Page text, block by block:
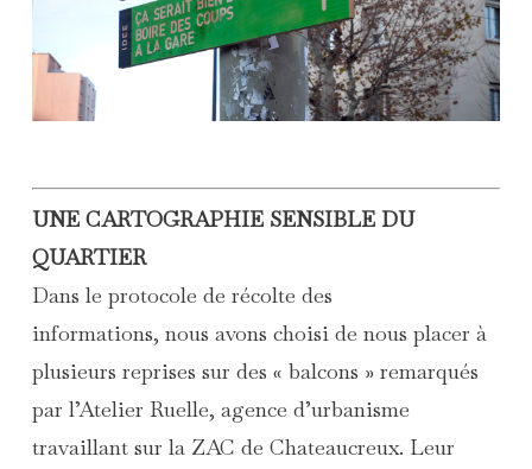
UNE CARTOGRAPHIE SENSIBLE DU
QUARTIER
Dans le protocole de récolte des
informations, nous avons choisi de nous placer à
plusieurs reprises sur des « balcons » remarqués
par l’Atelier Ruelle, agence d’urbanisme
travaillant sur la ZAC de Chateaucreux. Leur